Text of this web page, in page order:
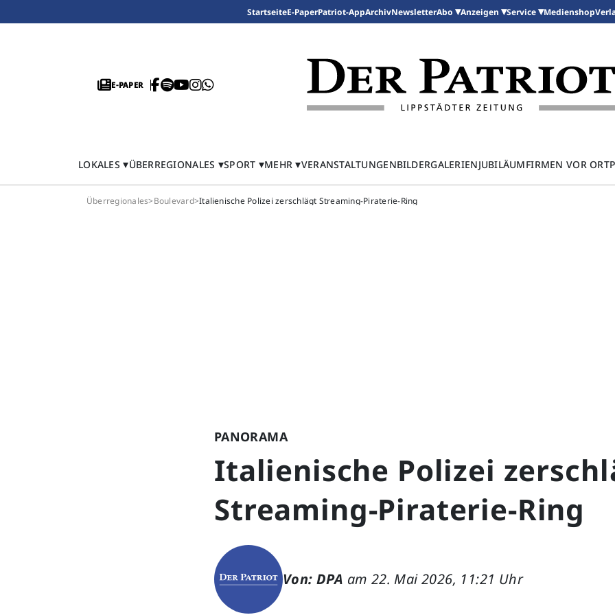
StartseiteE-PaperPatriot-AppArchivNewsletterAbo Anzeigen Service Medienshop
E-PAPER
LOKALES ÜBERREGIONALES SPORT MEHR VERANSTALTUNGENBILDERGALERIENJUBILÄUMFIRMEN VOR ORT
Überregionales>Boulevard>Italienische Polizei zerschlägt Streaming-Piraterie-Ring
PANORAMA
Italienische Polizei
Streaming-Piraterie-Ring
Von: DPA am 22. Mai 2026, 11:21 Uhr